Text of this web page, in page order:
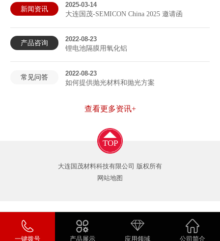
新闻资讯
2025-03-14
大连国茂-SEMICON China 2025 邀请函
产品咨询
2022-08-23
锂电池隔膜用氧化铝
常见问答
2022-08-23
如何提供抛光材料和抛光方案
查看更多资讯+
TOP
大连国茂材料科技有限公司 版权所有
网站地图
一键拨号 产品展示 应用领域 公司简介